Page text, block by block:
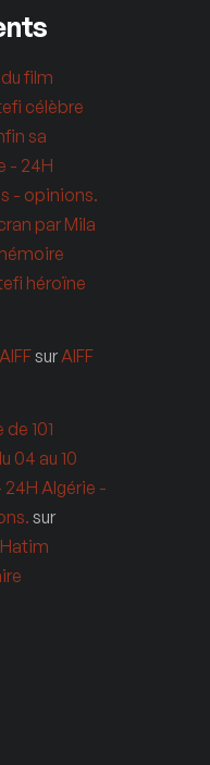
film
célèbre
sa
- 24H
- opinions.
par Mila
héroïne
surAIFF
de 101
04 au 10
Algérie -
sur